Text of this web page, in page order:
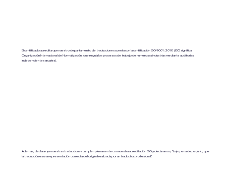
El certificado acredita que nuestro departamento de traducciones cuenta con la certificación ISO 9001:2018 (ISO significa
Organización Internacional de Normalización, que regula los procesos de trabajo de numerosas industrias mediante auditorías
independientes anuales).
Además, declara que nuestras traducciones cumplen plenamente con nuestra acreditación ISO y declaramos, "bajo pena de perjurio, que
la traducción es una representación correcta del original realizada por un traductor profesional".